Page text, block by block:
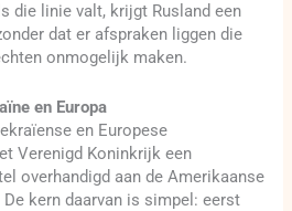
die linie valt, krijgt Rusland een
dat er afspraken liggen die
onmogelijk maken.
en Europa
en Europese
Verenigd Koninkrijk een
overhandigd aan de Amerikaanse
kern daarvan is simpel: eerst